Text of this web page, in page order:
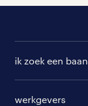
ik zoek een baan
werkgevers